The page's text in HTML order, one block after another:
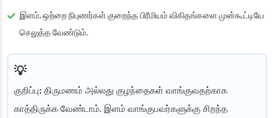
இளம், ஒற்றை நிபுணர்கள் குறைந்த பிரீமியம் விகிதங்களை முன்கூட்டியே
செலுத்த வேண்டும்.
குறிப்பு: திருமணம் அல்லது குழந்தைகள் வாங்குவதற்காக
காத்திருக்க வேண்டாம். இளம் வாங்குபவர்களுக்கு சிறந்த